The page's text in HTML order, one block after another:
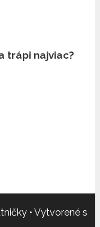
trápi najviac?
• Vytvorené s